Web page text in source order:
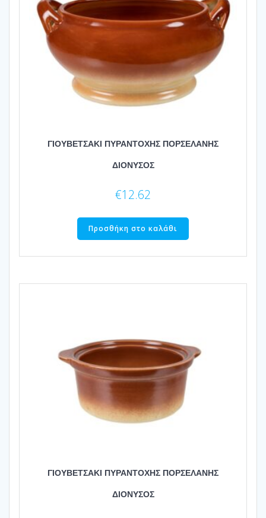
ΓΙΟΥΒΕΤΣΑΚΙ ΠΥΡΑΝΤΟΧΗΣ ΠΟΡΣΕΛΑΝΗΣ
ΔΙΟΝΥΣΟΣ
€12.62
Προσθήκη στο καλάθι
ΓΙΟΥΒΕΤΣΑΚΙ ΠΥΡΑΝΤΟΧΗΣ ΠΟΡΣΕΛΑΝΗΣ
ΔΙΟΝΥΣΟΣ